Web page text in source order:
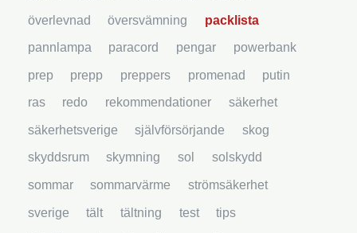
överlevnad översvämning packlista
pannlampa paracord pengar powerbank
prep prepp preppers promenad putin
ras redo rekommendationer säkerhet
säkerhetsverige självförsörjande skog
skyddsrum skymning sol solskydd
sommar sommarvärme strömsäkerhet
sverige tält tältning test tips